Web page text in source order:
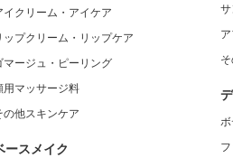
イクリーム・アイケア
ップクリーム・リップケア
マージュ・ピーリング
用マッサージ料
の他スキンケア
ースメイク